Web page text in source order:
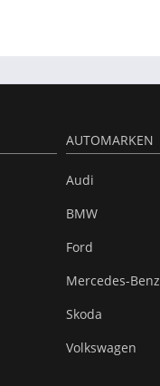
AUTOMARKEN
Audi
BMW
Ford
Mercedes-Benz
Skoda
Volkswagen